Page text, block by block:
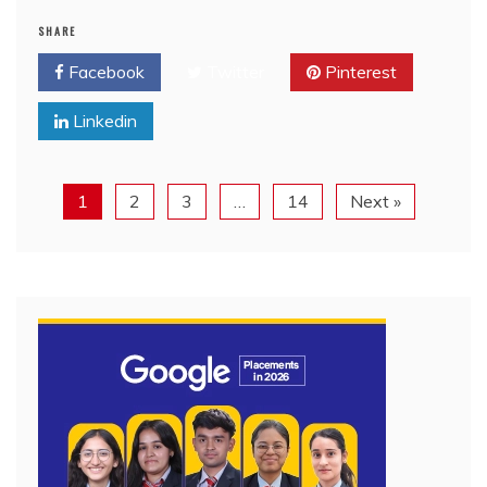
SHARE
Facebook Pinterest
Linkedin
1 2 3 … 14 Next »